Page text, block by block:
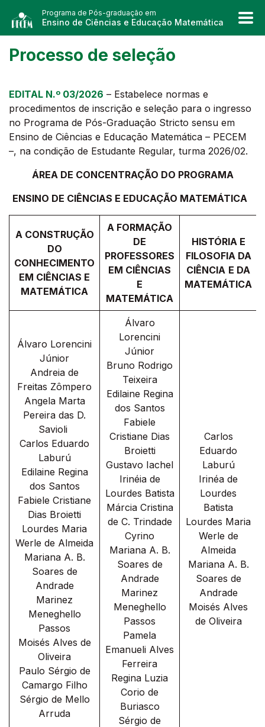
Programa de Pós-graduação em
Ensino de Ciências e Educação Matemática
Processo de seleção
EDITAL N.º 03/2026 – Estabelece normas e
procedimentos de inscrição e seleção para o ingresso
no Programa de Pós-Graduação Stricto sensu em
Ensino de Ciências e Educação Matemática – PECEM
–, na condição de Estudante Regular, turma 2026/02.
ÁREA DE CONCENTRAÇÃO DO PROGRAMA
ENSINO DE CIÊNCIAS E EDUCAÇÃO MATEMÁTICA
A CONSTRUÇÃO
DO
CONHECIMENTO
EM CIÊNCIAS E
MATEMÁTICA
A FORMAÇÃO
DE
PROFESSORES
EM CIÊNCIAS
E
MATEMÁTICA
HISTÓRIA E
FILOSOFIA DA
CIÊNCIA E DA
MATEMÁTICA
Álvaro Lorencini
Júnior
Andreia de
Freitas Zômpero
Angela Marta
Pereira das D.
Savioli
Carlos Eduardo
Laburú
Edilaine Regina
dos Santos
Fabiele Cristiane
Dias Broietti
Lourdes Maria
Werle de Almeida
Mariana A. B.
Soares de
Andrade
Marinez
Meneghello
Passos
Moisés Alves de
Oliveira
Paulo Sérgio de
Camargo Filho
Sérgio de Mello
Arruda
Álvaro
Lorencini
Júnior
Bruno Rodrigo
Teixeira
Edilaine Regina
dos Santos
Fabiele
Cristiane Dias
Broietti
Gustavo Iachel
Irinéia de
Lourdes Batista
Márcia Cristina
de C. Trindade
Cyrino
Mariana A. B.
Soares de
Andrade
Marinez
Meneghello
Passos
Pamela
Emanueli Alves
Ferreira
Regina Luzia
Corio de
Buriasco
Sérgio de
Carlos
Eduardo
Laburú
Irinéa de
Lourdes
Batista
Lourdes Maria
Werle de
Almeida
Mariana A. B.
Soares de
Andrade
Moisés Alves
de Oliveira